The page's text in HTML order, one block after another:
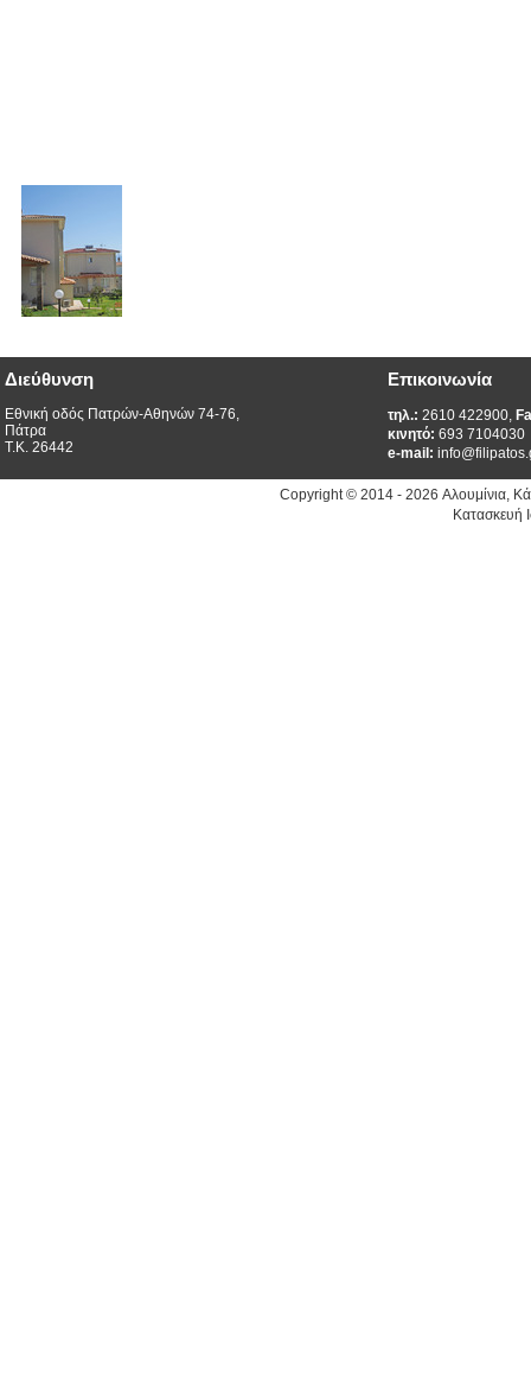
Διεύθυνση Επικοινωνία
Εθνική οδός Πατρών-Αθηνών 74-76,
Πάτρα
Τ.Κ. 26442
τηλ.: 2610 422900,
κινητό: 693 7104030
e-mail:
Copyright © 2014 - 2026 Αλουμίνια,
Κατασκευή